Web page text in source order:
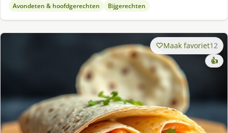
Avondeten & hoofdgerechten Bijgerechten
Maak favoriet12
👍